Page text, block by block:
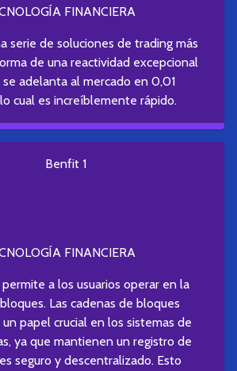
FINANCIERA
serie de soluciones de trading más
de una reactividad excepcional
adelanta al mercado en 0,01
cual es increíblemente rápido.
FINANCIERA
permite a los usuarios operar en la
Las cadenas de bloques
papel crucial en los sistemas de
ya que mantienen un registro de
seguro y descentralizado. Esto